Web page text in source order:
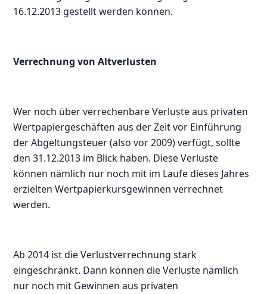
16.12.2013 gestellt werden können.
Verrechnung von Altverlusten
Wer noch über verrechenbare Verluste aus privaten
Wertpapiergeschäften aus der Zeit vor Einführung
der Abgeltungsteuer (also vor 2009) verfügt, sollte
den 31.12.2013 im Blick haben. Diese Verluste
können nämlich nur noch mit im Laufe dieses Jahres
erzielten Wertpapierkursgewinnen verrechnet
werden.
Ab 2014 ist die Verlustverrechnung stark
eingeschränkt. Dann können die Verluste nämlich
nur noch mit Gewinnen aus privaten